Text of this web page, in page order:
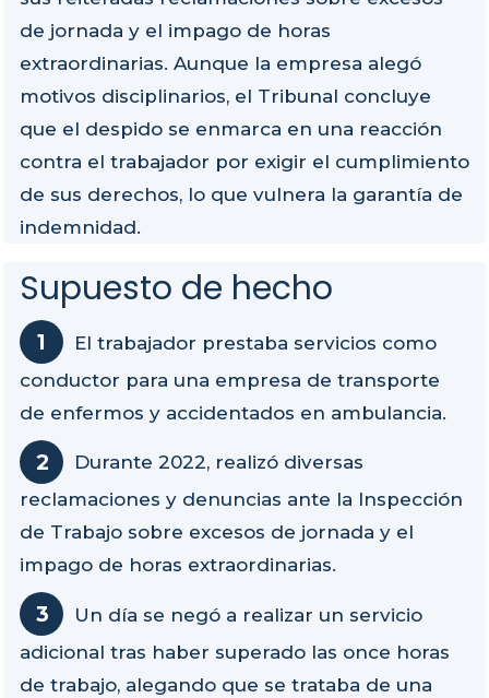
de jornada y el impago de horas
extraordinarias. Aunque la empresa alegó
motivos disciplinarios, el Tribunal concluye
que el despido se enmarca en una reacción
contra el trabajador por exigir el cumplimiento
de sus derechos, lo que vulnera la garantía de
indemnidad.
Supuesto de hecho
El trabajador prestaba servicios como
conductor para una empresa de transporte
de enfermos y accidentados en ambulancia.
Durante 2022, realizó diversas
reclamaciones y denuncias ante la Inspección
de Trabajo sobre excesos de jornada y el
impago de horas extraordinarias.
Un día se negó a realizar un servicio
adicional tras haber superado las once horas
de trabajo, alegando que se trataba de una